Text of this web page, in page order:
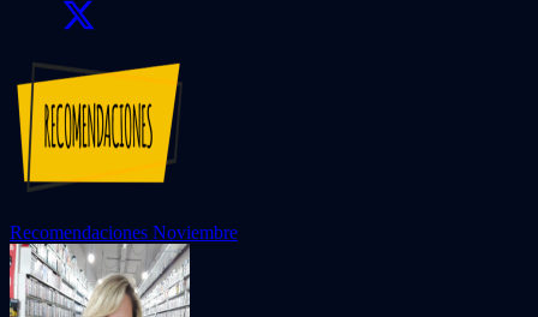
Recomendaciones Noviembre